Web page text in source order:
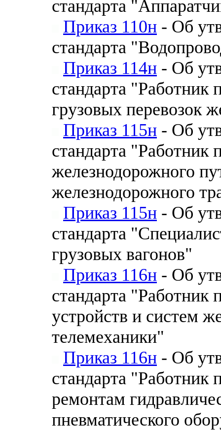
стандарта
Приказ 110н - Об
стандарта
Приказ 114н - Об
стандарта "Работник
грузовых перевозок
Приказ 115н - Об
стандарта "Работник
железнодорожного
железнодорожного
Приказ 115н - Об
стандарта
грузовых вагонов"
Приказ 116н - Об
стандарта
устройств и систем
телемеханики"
Приказ 116н - Об
стандарта
ремонтам
пневматического